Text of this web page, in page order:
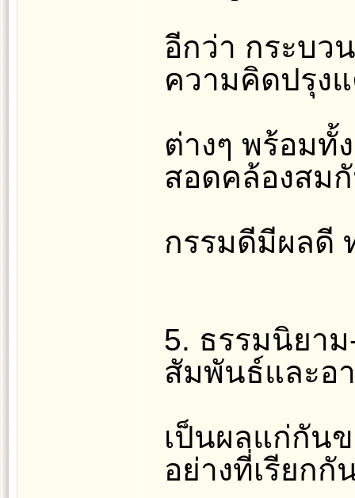
อีกว่า กระบว
ความคิดปรุง
ต่างๆ พร้อมทั้
สอดคล้องสม
กรรมดีมีผลดี
5. ธรรมนิยา
สัมพันธ์และอ
เป็นผลแก่กัน
อย่างที่เรียกกั